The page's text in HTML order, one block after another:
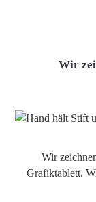
Wir
Wir
Grafiktablett.